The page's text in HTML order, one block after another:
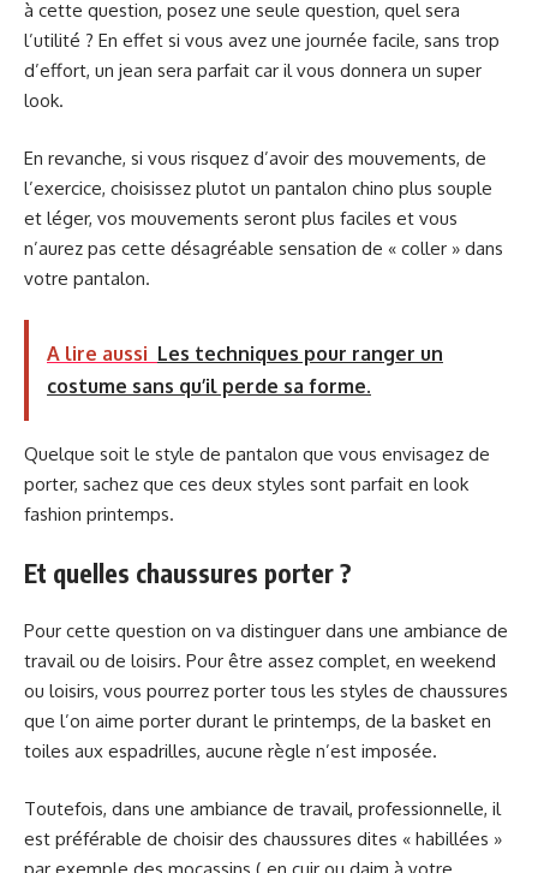
à cette question, posez une seule question, quel sera
l’utilité ? En effet si vous avez une journée facile, sans trop
d’effort, un jean sera parfait car il vous donnera un super
look.
En revanche, si vous risquez d’avoir des mouvements, de
l’exercice, choisissez plutot un pantalon chino plus souple
et léger, vos mouvements seront plus faciles et vous
n’aurez pas cette désagréable sensation de « coller » dans
votre pantalon.
A lire aussi Les techniques pour ranger un
costume sans qu’il perde sa forme.
Quelque soit le style de pantalon que vous envisagez de
porter, sachez que ces deux styles sont parfait en look
fashion printemps.
Et quelles chaussures porter ?
Pour cette question on va distinguer dans une ambiance de
travail ou de loisirs. Pour être assez complet, en weekend
ou loisirs, vous pourrez porter tous les styles de chaussures
que l’on aime porter durant le printemps, de la basket en
toiles aux espadrilles, aucune règle n’est imposée.
Toutefois, dans une ambiance de travail, professionnelle, il
est préférable de choisir des chaussures dites « habillées »